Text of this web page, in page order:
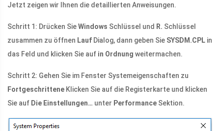
Jetzt zeigen wir Ihnen die detaillierten Anweisungen.
Schritt 1: Drücken SieWindows Schlüssel und R. Schlüssel
zusammen zu öffnen Lauf Dialog, dann geben Sie SYSDM.CPL in
das Feld und klicken Sie auf in Ordnung weitermachen.
Schritt 2: Gehen Sie im Fenster Systemeigenschaften zu
Fortgeschrittene Klicken Sie auf die Registerkarte und klicken
Sie auf Die Einstellungen… unter Performance Sektion.